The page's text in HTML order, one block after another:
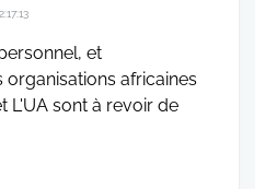
et
africaines
L'UA sont à revoir de